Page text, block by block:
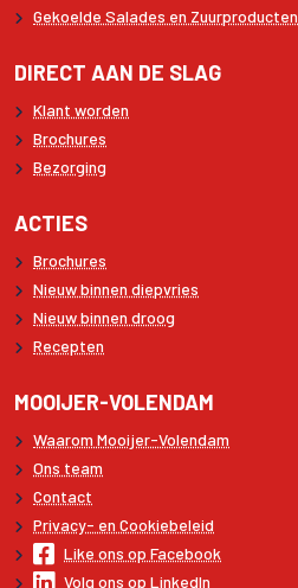
Gekoelde Salades en Zuurproducten
DIRECT AAN DE SLAG
Klant worden
Brochures
Bezorging
ACTIES
Brochures
Nieuw binnen diepvries
Nieuw binnen droog
Recepten
MOOIJER-VOLENDAM
Waarom Mooijer-Volendam
Ons team
Contact
Privacy- en Cookiebeleid
Like ons op Facebook
Volg ons op LinkedIn